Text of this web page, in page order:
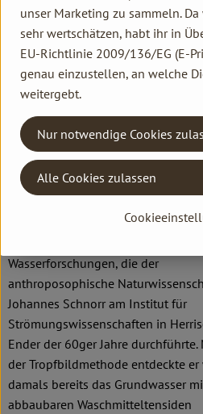
Ausgangspunkt
SONETT gehört zu den Pionieren
ökologischer Wasch-und
und wurde 1977 gegründet,
ganz neu aufkommenden
Naturkostbewegung. Der
Wasch- und Reinigungsmittel geht
Wasserforschungen, die der
anthroposophische
Johannes Schnorr am Institut für
Strömungswissenschaften in
Ender der 60ger Jahre
der Tropfbildmethode entdeckte er
damals bereits das Grundwasser
abbaubaren Waschmitteltensiden
unser Marketing zu sammeln.
sehr wertschätzen, habt ihr in
EU-Richtlinie 2009/136/EG (E-
genau einzustellen, an welche
weitergebt.
Nur notwendige Cookies
Alle Cookies zulassen